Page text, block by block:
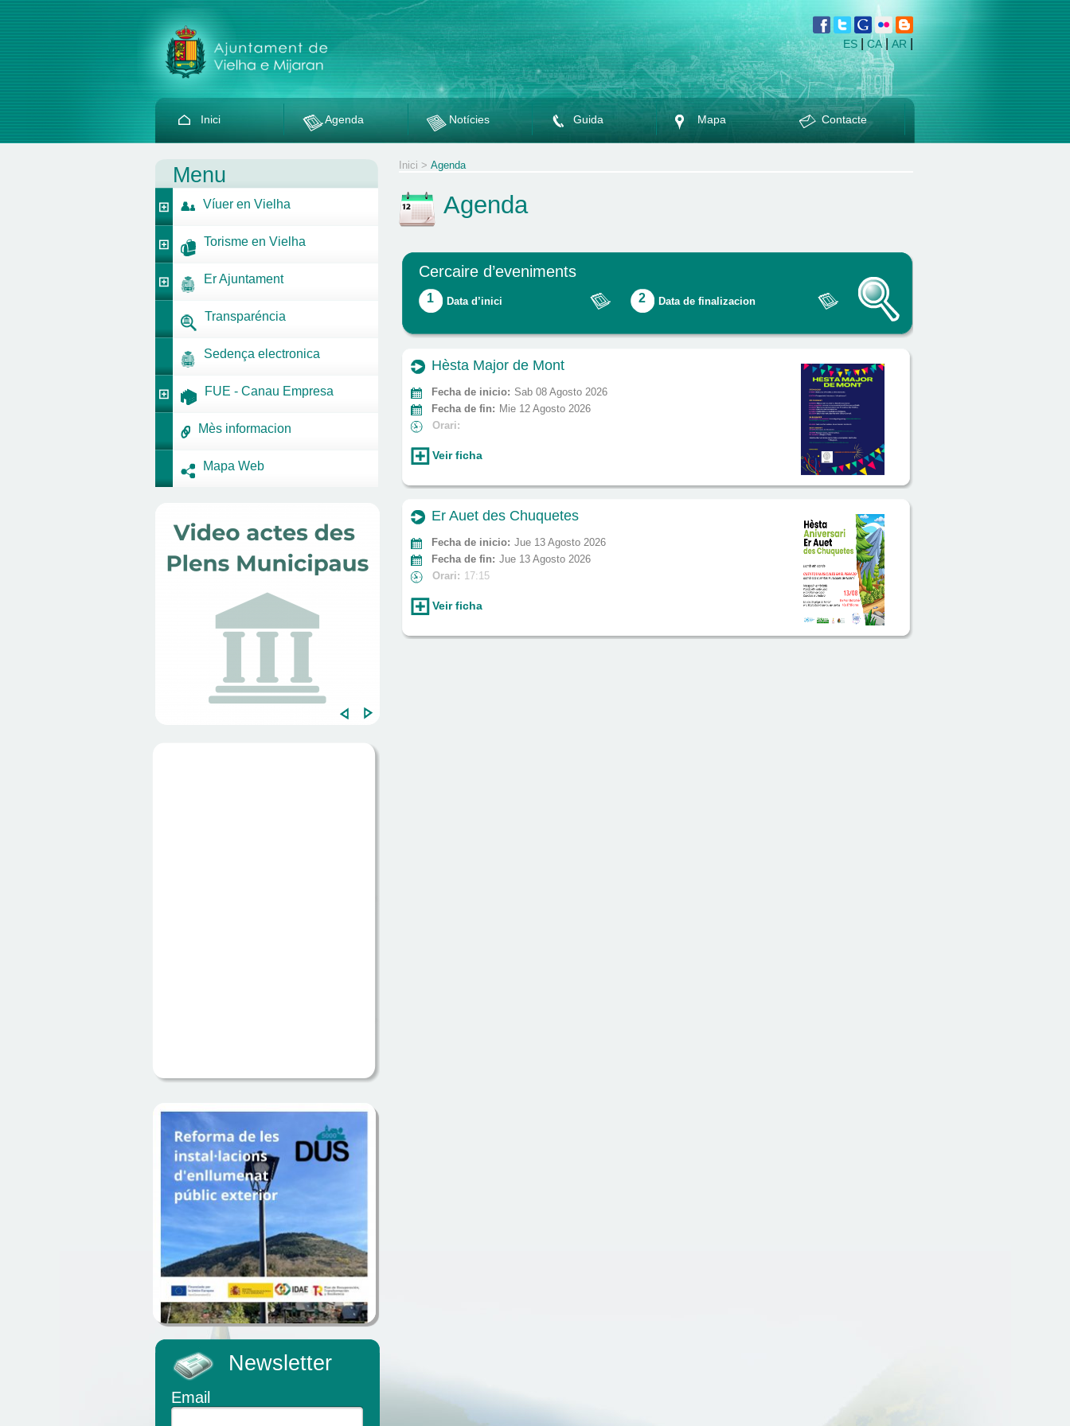
ES CA | AR
Inici Agenda Notícies Guida Mapa Contacte
Menu
Víuer en Vielha
Torisme en Vielha
Er Ajuntament
Transparéncia
Sedença electronica
FUE - Canau Empresa
Mès informacion
Mapa Web
Newsletter
Email
Inici > Agenda
Agenda
Cercaire d’eveniments
1 2
Hèsta Major de Mont
Fecha de inicio: Sab 08 Agosto 2026
Fecha de fin: Mie 12 Agosto 2026
Orari:
Veir ficha
Er Auet des Chuquetes
Fecha de inicio: Jue 13 Agosto 2026
Fecha de fin: Jue 13 Agosto 2026
Orari: 17:15
Veir ficha